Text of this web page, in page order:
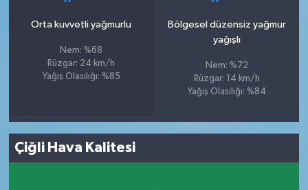
Orta kuvvetli yağmurlu
Nem: %68
Rüzgar: 24 km/h
Yağış Olasılığı: %85
Bölgesel düzensiz yağmur
yağışlı
Nem: %72
Rüzgar: 14 km/h
Yağış Olasılığı: %84
Çiğli Hava Kalitesi